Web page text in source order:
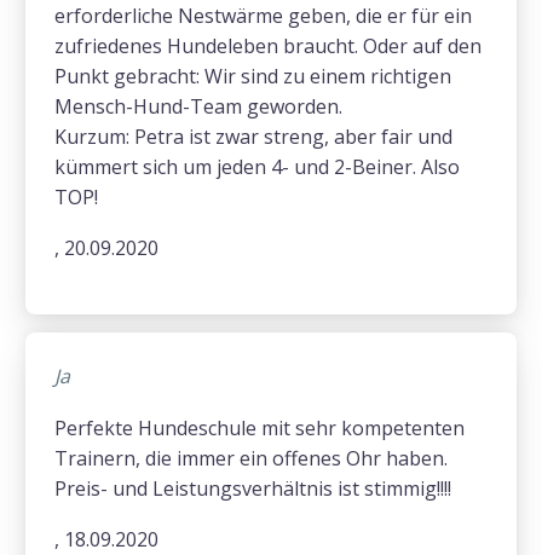
erforderliche Nestwärme geben, die er für ein
zufriedenes Hundeleben braucht. Oder auf den
Punkt gebracht: Wir sind zu einem richtigen
Mensch-Hund-Team geworden.
Kurzum: Petra ist zwar streng, aber fair und
kümmert sich um jeden 4- und 2-Beiner. Also
TOP!
, 20.09.2020
Ja
Perfekte Hundeschule mit sehr kompetenten
Trainern, die immer ein offenes Ohr haben.
Preis- und Leistungsverhältnis ist stimmig!!!!
, 18.09.2020